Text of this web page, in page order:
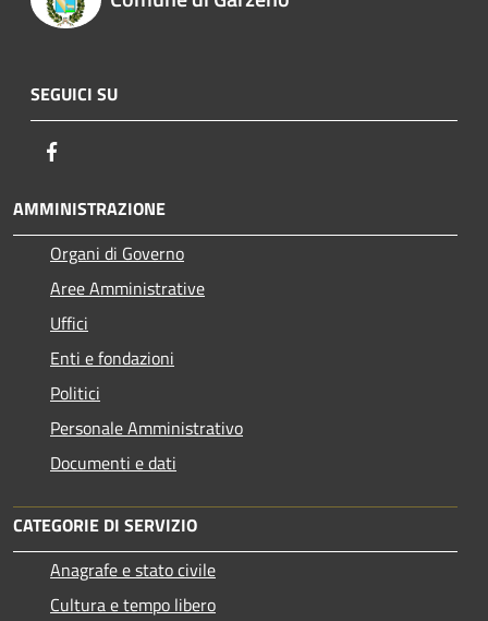
SEGUICI SU
AMMINISTRAZIONE
Organi di Governo
Aree Amministrative
Uffici
Enti e fondazioni
Politici
Personale Amministrativo
Documenti e dati
CATEGORIE DI SERVIZIO
Anagrafe e stato civile
Cultura e tempo libero